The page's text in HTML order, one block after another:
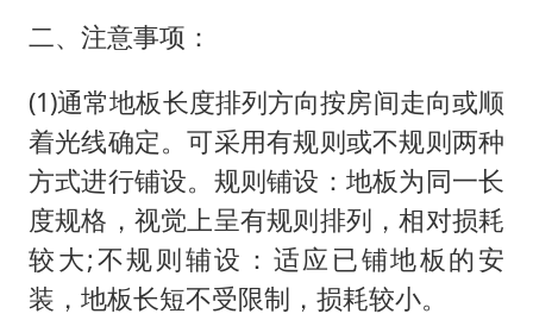
二、注意事项：
(1)通常地板长度排列方向按房间走向或顺
着光线确定。可采用有规则或不规则两种
方式进行铺设。规则铺设：地板为同一长
度规格，视觉上呈有规则排列，相对损耗
较大;不规则辅设：适应已铺地板的安
装，地板长短不受限制，损耗较小。